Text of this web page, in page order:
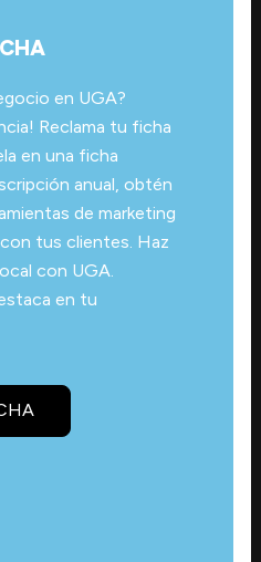
en UGA?
Reclama tu ficha
en una ficha
anual, obtén
de marketing
tus clientes. Haz
con UGA.
en tu